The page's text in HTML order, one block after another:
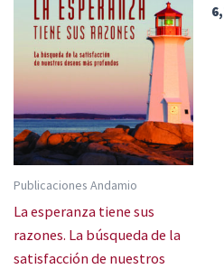
Publicaciones Andamio
La esperanza tiene sus
razones. La búsqueda de la
satisfacción de nuestros